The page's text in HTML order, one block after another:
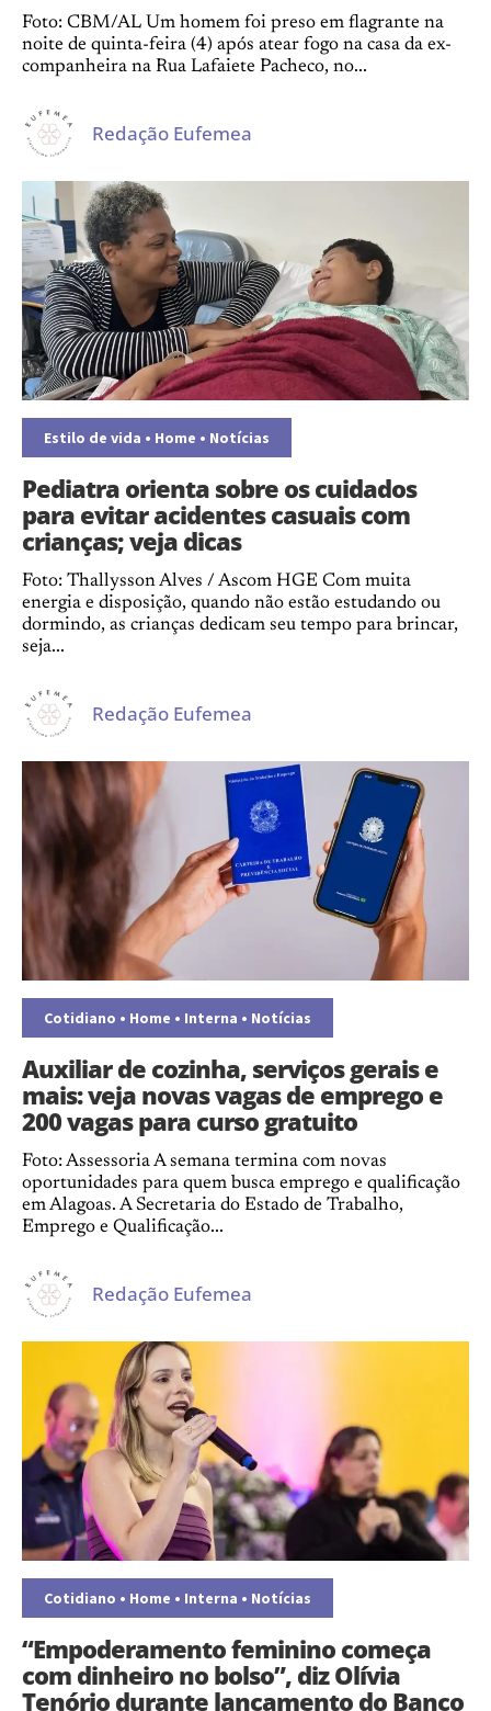
Foto: CBM/AL Um homem foi preso em flagrante na
noite de quinta-feira (4) após atear fogo na casa da ex-
companheira na Rua Lafaiete Pacheco, no...
Redação Eufemea
Estilo de vida • Home • Notícias
Pediatra orienta sobre os cuidados
para evitar acidentes casuais com
crianças; veja dicas
Foto: Thallysson Alves / Ascom HGE Com muita
energia e disposição, quando não estão estudando ou
dormindo, as crianças dedicam seu tempo para brincar,
seja...
Redação Eufemea
Cotidiano • Home • Interna • Notícias
Auxiliar de cozinha, serviços gerais e
mais: veja novas vagas de emprego e
200 vagas para curso gratuito
Foto: Assessoria A semana termina com novas
oportunidades para quem busca emprego e qualificação
em Alagoas. A Secretaria do Estado de Trabalho,
Emprego e Qualificação...
Redação Eufemea
Cotidiano • Home • Interna • Notícias
“Empoderamento feminino começa
com dinheiro no bolso”, diz Olívia
Tenório durante lançamento do Banco